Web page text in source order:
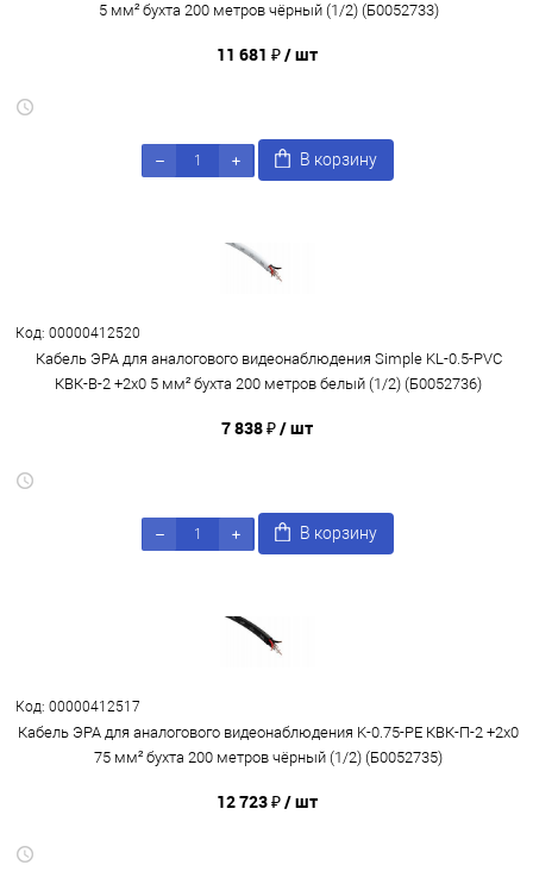
5 мм² бухта 200 метров чёрный (1/2) (Б0052733)
11 681 ₽/ шт
В корзину
Код: 00000412520
Кабель ЭРА для аналогового видеонаблюдения Simple KL-0.5-PVC
КВК-В-2 +2x0 5 мм² бухта 200 метров белый (1/2) (Б0052736)
7 838 ₽/ шт
В корзину
Код: 00000412517
Кабель ЭРА для аналогового видеонаблюдения K-0.75-PE КВК-П-2 +2x0
75 мм² бухта 200 метров чёрный (1/2) (Б0052735)
12 723 ₽/ шт